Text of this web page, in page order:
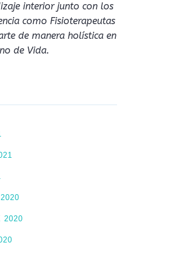
interior junto con los
como Fisioterapeutas
de manera holística en
de Vida.
2020